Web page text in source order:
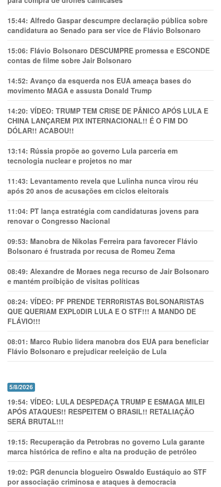
15:44: Alfredo Gaspar descumpre declaração pública sobre
candidatura ao Senado para ser vice de Flávio Bolsonaro
15:06: Flávio Bolsonaro DESCUMPRE promessa e ESCONDE
contas de filme sobre Jair Bolsonaro
14:52: Avanço da esquerda nos EUA ameaça bases do
movimento MAGA e assusta Donald Trump
14:20: VÍDEO: TRUMP TEM CRlSE DE PÂNlCO APÓS LULA E
CHINA LANÇAREM PIX INTERNACIONAL!! É O FIM DO
DÓLAR!! ACABOU!!
13:14: Rússia propõe ao governo Lula parceria em
tecnologia nuclear e projetos no mar
11:43: Levantamento revela que Lulinha nunca virou réu
após 20 anos de acusações em ciclos eleitorais
11:04: PT lança estratégia com candidaturas jovens para
renovar o Congresso Nacional
09:53: Manobra de Nikolas Ferreira para favorecer Flávio
Bolsonaro é frustrada por recusa de Romeu Zema
08:49: Alexandre de Moraes nega recurso de Jair Bolsonaro
e mantém proibição de visitas políticas
08:24: VÍDEO: PF PRENDE TERR0RlSTAS B0LSONARlSTAS
QUE QUERIAM EXPL0DlR LULA E O STF!!! A MANDO DE
FLÁVIO!!!
08:01: Marco Rubio lidera manobra dos EUA para beneficiar
Flávio Bolsonaro e prejudicar reeleição de Lula
5/8/2026
19:54: VÍDEO: LULA DESPEDAÇA TRUMP E ESMAGA MILEI
APÓS ATAQUES!! RESPEITEM O BRASIL!! RETALIAÇÃO
SERÁ BRUTAL!!!
19:15: Recuperação da Petrobras no governo Lula garante
marca histórica de refino e alta na produção de petróleo
19:02: PGR denuncia blogueiro Oswaldo Eustáquio ao STF
por associação criminosa e ataques à democracia